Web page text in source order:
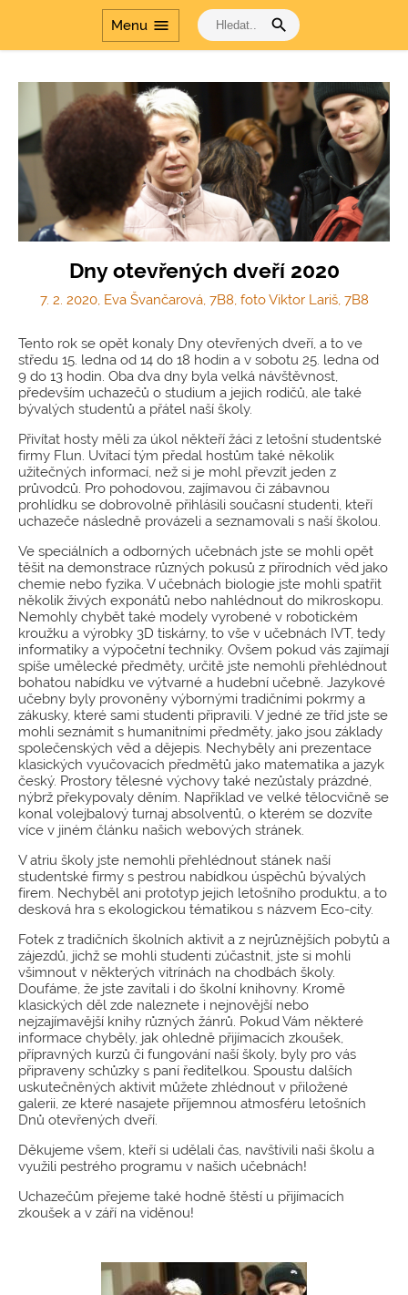
Menu menu search
Dny otevřených dveří 2020
7. 2. 2020, Eva Švančarová, 7B8, foto Viktor Lariš, 7B8
Tento rok se opět konaly Dny otevřených dveří, a to ve
středu 15. ledna od 14 do 18 hodin a v sobotu 25. ledna od
9 do 13 hodin. Oba dva dny byla velká návštěvnost,
především uchazečů o studium a jejich rodičů, ale také
bývalých studentů a přátel naší školy.
Přivítat hosty měli za úkol někteří žáci z letošní studentské
firmy Flun. Uvítací tým předal hostům také několik
užitečných informací, než si je mohl převzít jeden z
průvodců. Pro pohodovou, zajímavou či zábavnou
prohlídku se dobrovolně přihlásili současní studenti, kteří
uchazeče následně provázeli a seznamovali s naší školou.
Ve speciálních a odborných učebnách jste se mohli opět
těšit na demonstrace různých pokusů z přírodních věd jako
chemie nebo fyzika. V učebnách biologie jste mohli spatřit
několik živých exponátů nebo nahlédnout do mikroskopu.
Nemohly chybět také modely vyrobené v robotickém
kroužku a výrobky 3D tiskárny, to vše v učebnách IVT, tedy
informatiky a výpočetní techniky. Ovšem pokud vás zajímají
spíše umělecké předměty, určitě jste nemohli přehlédnout
bohatou nabídku ve výtvarné a hudební učebně. Jazykové
učebny byly provoněny výbornými tradičními pokrmy a
zákusky, které sami studenti připravili. V jedné ze tříd jste se
mohli seznámit s humanitními předměty, jako jsou základy
společenských věd a dějepis. Nechyběly ani prezentace
klasických vyučovacích předmětů jako matematika a jazyk
český. Prostory tělesné výchovy také nezůstaly prázdné,
nýbrž překypovaly děním. Například ve velké tělocvičně se
konal volejbalový turnaj absolventů, o kterém se dozvíte
více v jiném článku našich webových stránek.
V atriu školy jste nemohli přehlédnout stánek naší
studentské firmy s pestrou nabídkou úspěchů bývalých
firem. Nechyběl ani prototyp jejich letošního produktu, a to
desková hra s ekologickou tématikou s názvem Eco-city.
Fotek z tradičních školních aktivit a z nejrůznějších pobytů a
zájezdů, jichž se mohli studenti zúčastnit, jste si mohli
všimnout v některých vitrínách na chodbách školy.
Doufáme, že jste zavítali i do školní knihovny. Kromě
klasických děl zde naleznete i nejnovější nebo
nejzajímavější knihy různých žánrů. Pokud Vám některé
informace chyběly, jak ohledně přijímacích zkoušek,
přípravných kurzů či fungování naší školy, byly pro vás
připraveny schůzky s paní ředitelkou. Spoustu dalších
uskutečněných aktivit můžete zhlédnout v přiložené
galerii, ze které nasajete příjemnou atmosféru letošních
Dnů otevřených dveří.
Děkujeme všem, kteří si udělali čas, navštívili naši školu a
využili pestrého programu v našich učebnách!
Uchazečům přejeme také hodně štěstí u přijímacích
zkoušek a v září na viděnou!